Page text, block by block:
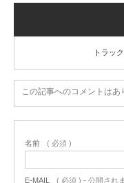
トラッ
この記事へのコメントはあ
名前 ( 必須 )
E-MAIL ( 必須 ) - 公開され